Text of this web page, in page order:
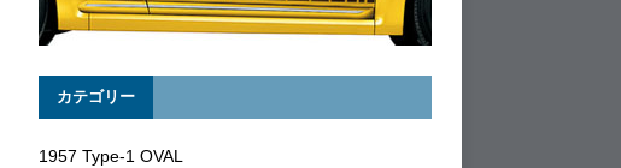
カテゴリー
1957 Type-1 OVAL